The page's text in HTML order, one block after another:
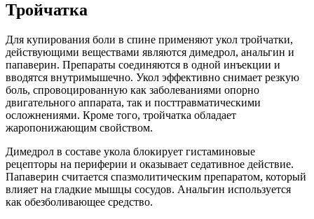
Тройчатка
Для купирования боли в спине применяют укол тройчатки,
действующими веществами являются димедрол, анальгин и
папаверин. Препараты соединяются в одной инъекции и
вводятся внутримышечно. Укол эффективно снимает резкую
боль, спровоцированную как заболеваниями опорно
двигательного аппарата, так и посттравматическими
осложнениями. Кроме того, тройчатка обладает
жаропонижающим свойством.
Димедрол в составе укола блокирует гистаминовые
рецепторы на периферии и оказывает седативное действие.
Папаверин считается спазмолитическим препаратом, который
влияет на гладкие мышцы сосудов. Анальгин используется
как обезболивающее средство.